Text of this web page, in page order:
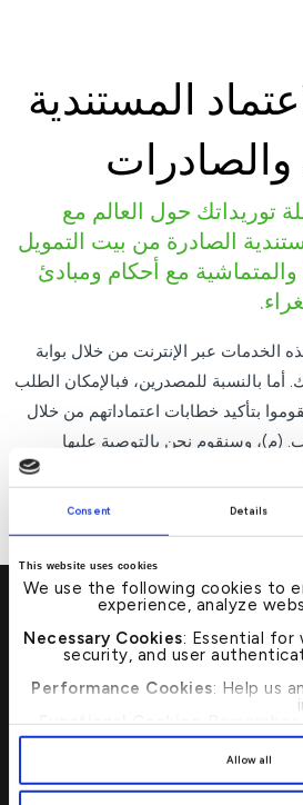
Consent Details
This website uses cookies
We use the following cookies to
experience, analyze
Necessary Cookies: Essential for
security, and user
Performance Cookies: Help us
Functional Cookies:
, you
preferences
Allow all
المستندية
والصادرات
توريداتك حول العالم مع
الصادرة من بيت التمويل
مع أحكام ومبادئ
الخدمات عبر الإنترنت من خلال بوابة
أما بالنسبة للمصدرين، فبالإمكان الطلب
بتأكيد خطابات اعتماداتهم من خلال
(م)، وسنقوم نحن بالتوصية عليها
سريعة وفعالة.
→
فروع بيت التمويل الكويتي
الآلي بات الآن أسرع وأبسط
الفروع المصرفية